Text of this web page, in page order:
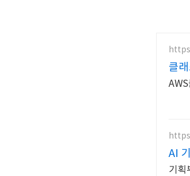
클
AI
기획